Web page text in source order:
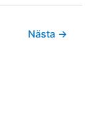
Nästa →